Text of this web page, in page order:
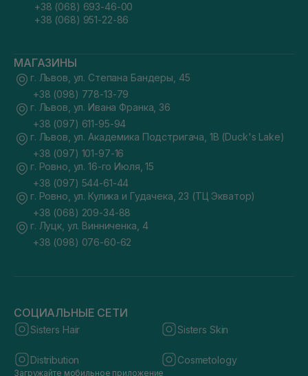
+38 (068) 693-46-00
+38 (068) 951-22-86
МАГАЗИНЫ
г. Львов, ул. Степана Бандеры, 45
+38 (098) 778-13-79
г. Львов, ул. Ивана Франка, 36
+38 (097) 611-95-94
г. Львов, ул. Академика Подстригача, 1В (Duck's Lake)
+38 (097) 101-97-16
г. Ровно, ул. 16-го Июля, 15
+38 (097) 544-61-44
г. Ровно, ул. Кулика и Гудачека, 23 (ТЦ Экватор)
+38 (068) 209-34-88
г. Луцк, ул. Винниченка, 4
+38 (098) 076-60-62
СОЦИАЛЬНЫЕ СЕТИ
Sisters Hair Sisters Skin
Distribution Cosmetology
Загружайте мобильное приложение